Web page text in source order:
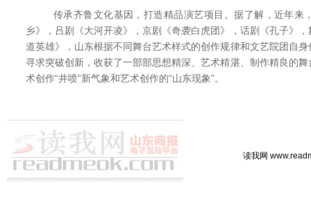
传承齐鲁文化基因，打造精品演艺项目。据了解，近年来
乡》，吕剧《大河开凌》，京剧《奇袭白虎团》，话剧《孔子》
道英雄》，山东根据不同舞台艺术样式的创作规律和文艺院团自
寻求突破创新，收获了一部部思想精深、艺术精湛、制作精良的
术创作“井喷”新气象和艺术创作的“山东现象”。
读我网